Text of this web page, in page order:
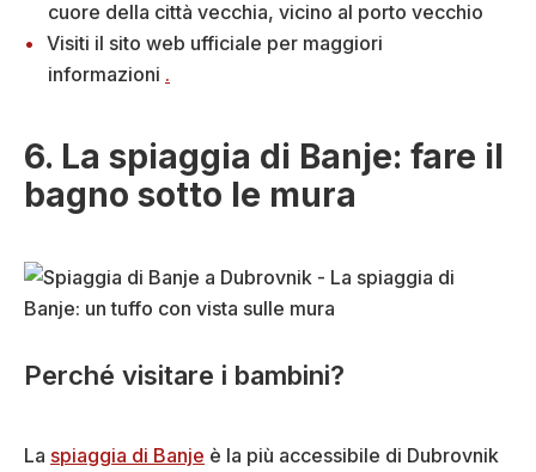
cuore della città vecchia, vicino al porto vecchio
Visiti il sito web ufficiale per maggiori
informazioni .
6. La spiaggia di Banje: fare il
bagno sotto le mura
Perché visitare i bambini?
La spiaggia di Banje è la più accessibile di Dubrovnik